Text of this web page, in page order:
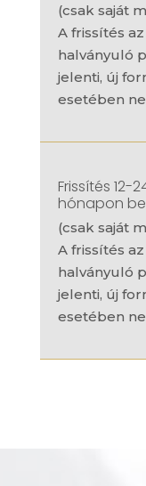
(csak saját
A frissítés
halványuló
jelenti, új
esetében
Frissítés 12-
hónapon
(csak saját
A frissítés
halványuló
jelenti, új
esetében